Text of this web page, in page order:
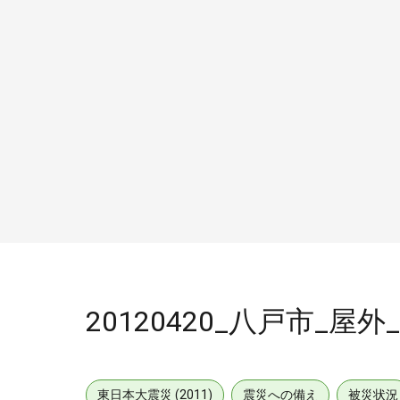
20120420_八戸市_屋外
東日本大震災 (2011) 震災への備え 被災状況